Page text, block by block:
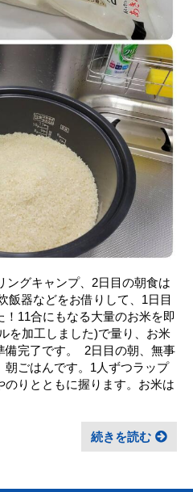
ングキャンプ、2日目の朝食は
飯器などをお借りして、1日目
11合にもなる大量のお米を即
を加工しました)で量り、お米
完了です。 ㅤ 2日目の朝、無事
朝ごはんです。1人ずつラップ
のりとともに握ります。お米は
続きを読む